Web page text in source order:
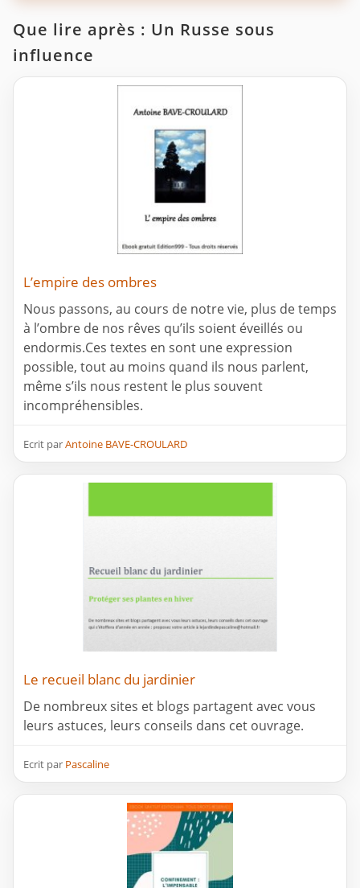
Que lire après : Un Russe sous
influence
L’empire des ombres
Nous passons, au cours de notre vie, plus de temps
à l’ombre de nos rêves qu’ils soient éveillés ou
endormis.Ces textes en sont une expression
possible, tout au moins quand ils nous parlent,
même s’ils nous restent le plus souvent
incompréhensibles.
Ecrit parAntoine BAVE-CROULARD
Le recueil blanc du jardinier
De nombreux sites et blogs partagent avec vous
leurs astuces, leurs conseils dans cet ouvrage.
Ecrit par Pascaline